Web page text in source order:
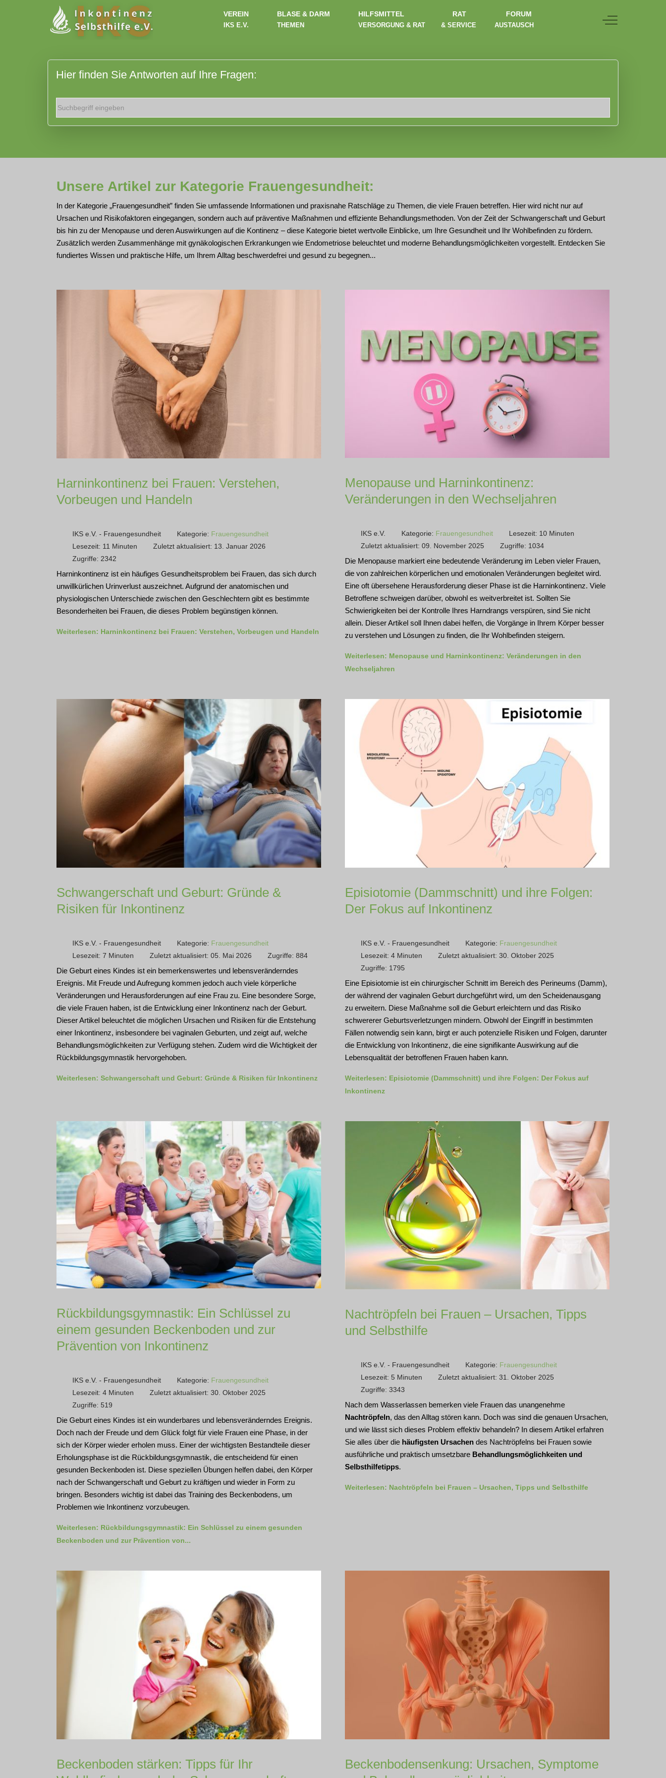
VEREIN
IKS E.V.
BLASE & DARM
THEMEN
HILFSMITTEL
VERSORGUNG & RAT
RAT
& SERVICE
FORUM
AUSTAUSCH
Off-Canvas
Hier finden Sie Antworten auf Ihre Fragen:
Unsere Artikel zur Kategorie Frauengesundheit:
In der Kategorie „Frauengesundheit” finden Sie umfassende Informationen und praxisnahe Ratschläge zu Themen, die viele Frauen betreffen. Hier wird nicht nur auf
Ursachen und Risikofaktoren eingegangen, sondern auch auf präventive Maßnahmen und effiziente Behandlungsmethoden. Von der Zeit der Schwangerschaft und Geburt
bis hin zu der Menopause und deren Auswirkungen auf die Kontinenz – diese Kategorie bietet wertvolle Einblicke, um Ihre Gesundheit und Ihr Wohlbefinden zu fördern.
Zusätzlich werden Zusammenhänge mit gynäkologischen Erkrankungen wie Endometriose beleuchtet und moderne Behandlungsmöglichkeiten vorgestellt. Entdecken Sie
fundiertes Wissen und praktische Hilfe, um Ihrem Alltag beschwerdefrei und gesund zu begegnen...
Harninkontinenz bei Frauen: Verstehen,
Vorbeugen und Handeln
IKS e.V. - Frauengesundheit Kategorie: Frauengesundheit
Lesezeit: 11 Minuten
Zuletzt aktualisiert: 13. Januar 2026
Zugriffe: 2342
Harninkontinenz ist ein häufiges Gesundheitsproblem bei Frauen, das sich durch
unwillkürlichen Urinverlust auszeichnet. Aufgrund der anatomischen und
physiologischen Unterschiede zwischen den Geschlechtern gibt es bestimmte
Besonderheiten bei Frauen, die dieses Problem begünstigen können.
Weiterlesen: Harninkontinenz bei Frauen: Verstehen, Vorbeugen und Handeln
Menopause und Harninkontinenz:
Veränderungen in den Wechseljahren
IKS e.V. Kategorie: Frauengesundheit
Lesezeit: 10 Minuten
Zuletzt aktualisiert: 09. November 2025
Zugriffe: 1034
Die Menopause markiert eine bedeutende Veränderung im Leben vieler Frauen,
die von zahlreichen körperlichen und emotionalen Veränderungen begleitet wird.
Eine oft übersehene Herausforderung dieser Phase ist die Harninkontinenz. Viele
Betroffene schweigen darüber, obwohl es weitverbreitet ist. Sollten Sie
Schwierigkeiten bei der Kontrolle Ihres Harndrangs verspüren, sind Sie nicht
allein. Dieser Artikel soll Ihnen dabei helfen, die Vorgänge in Ihrem Körper besser
zu verstehen und Lösungen zu finden, die Ihr Wohlbefinden steigern.
Weiterlesen: Menopause und Harninkontinenz: Veränderungen in den
Wechseljahren
Schwangerschaft und Geburt: Gründe &
Risiken für Inkontinenz
IKS e.V. - Frauengesundheit Kategorie: Frauengesundheit
Lesezeit: 7 Minuten
Zuletzt aktualisiert: 05. Mai 2026 Zugriffe: 884
Die Geburt eines Kindes ist ein bemerkenswertes und lebensveränderndes
Ereignis. Mit Freude und Aufregung kommen jedoch auch viele körperliche
Veränderungen und Herausforderungen auf eine Frau zu. Eine besondere Sorge,
die viele Frauen haben, ist die Entwicklung einer Inkontinenz nach der Geburt.
Dieser Artikel beleuchtet die möglichen Ursachen und Risiken für die Entstehung
einer Inkontinenz, insbesondere bei vaginalen Geburten, und zeigt auf, welche
Behandlungsmöglichkeiten zur Verfügung stehen. Zudem wird die Wichtigkeit der
Rückbildungsgymnastik hervorgehoben.
Weiterlesen: Schwangerschaft und Geburt: Gründe & Risiken für Inkontinenz
Episiotomie (Dammschnitt) und ihre Folgen:
Der Fokus auf Inkontinenz
IKS e.V. - Frauengesundheit Kategorie: Frauengesundheit
Lesezeit: 4 Minuten
Zuletzt aktualisiert: 30. Oktober 2025
Zugriffe: 1795
Eine Episiotomie ist ein chirurgischer Schnitt im Bereich des Perineums (Damm),
der während der vaginalen Geburt durchgeführt wird, um den Scheidenausgang
zu erweitern. Diese Maßnahme soll die Geburt erleichtern und das Risiko
schwererer Geburtsverletzungen mindern. Obwohl der Eingriff in bestimmten
Fällen notwendig sein kann, birgt er auch potenzielle Risiken und Folgen, darunter
die Entwicklung von Inkontinenz, die eine signifikante Auswirkung auf die
Lebensqualität der betroffenen Frauen haben kann.
Weiterlesen: Episiotomie (Dammschnitt) und ihre Folgen: Der Fokus auf
Inkontinenz
Rückbildungsgymnastik: Ein Schlüssel zu
einem gesunden Beckenboden und zur
Prävention von Inkontinenz
IKS e.V. - Frauengesundheit Kategorie: Frauengesundheit
Lesezeit: 4 Minuten
Zuletzt aktualisiert: 30. Oktober 2025
Zugriffe: 519
Die Geburt eines Kindes ist ein wunderbares und lebensveränderndes Ereignis.
Doch nach der Freude und dem Glück folgt für viele Frauen eine Phase, in der
sich der Körper wieder erholen muss. Einer der wichtigsten Bestandteile dieser
Erholungsphase ist die Rückbildungsgymnastik, die entscheidend für einen
gesunden Beckenboden ist. Diese speziellen Übungen helfen dabei, den Körper
nach der Schwangerschaft und Geburt zu kräftigen und wieder in Form zu
bringen. Besonders wichtig ist dabei das Training des Beckenbodens, um
Problemen wie Inkontinenz vorzubeugen.
Weiterlesen: Rückbildungsgymnastik: Ein Schlüssel zu einem gesunden
Beckenboden und zur Prävention von...
Nachtröpfeln bei Frauen – Ursachen, Tipps
und Selbsthilfe
IKS e.V. - Frauengesundheit Kategorie: Frauengesundheit
Lesezeit: 5 Minuten
Zuletzt aktualisiert: 31. Oktober 2025
Zugriffe: 3343
Nach dem Wasserlassen bemerken viele Frauen das unangenehme
Nachtröpfeln, das den Alltag stören kann. Doch was sind die genauen Ursachen,
und wie lässt sich dieses Problem effektiv behandeln? In diesem Artikel erfahren
Sie alles über die häufigsten Ursachen des Nachtröpfelns bei Frauen sowie
ausführliche und praktisch umsetzbare Behandlungsmöglichkeiten und
Selbsthilfetipps.
Weiterlesen: Nachtröpfeln bei Frauen – Ursachen, Tipps und Selbsthilfe
Beckenboden stärken: Tipps für Ihr
Beckenbodensenkung: Ursachen, Symptome